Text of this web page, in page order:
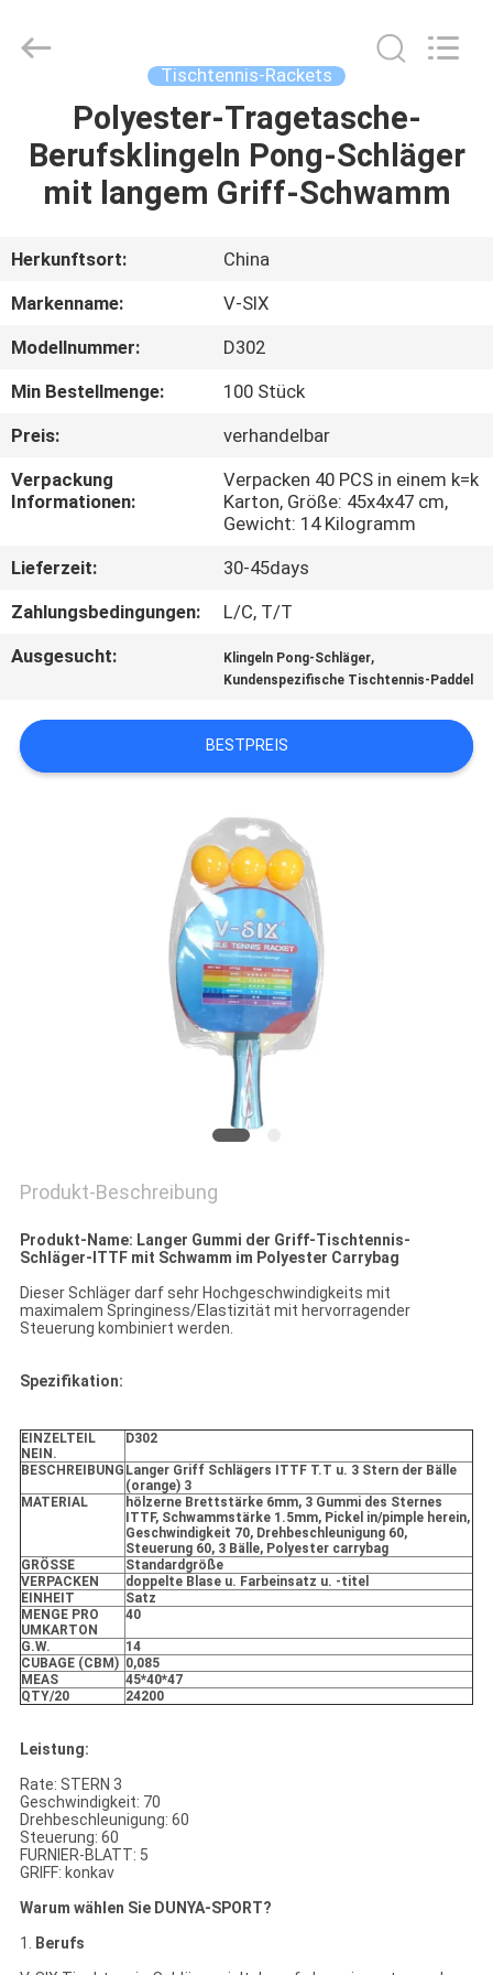
HAUSE
ÜBER
UNS
WERKSBESICHTIGUNG
QUALITÄTSKONTROLLE
MIT
UNS
UM
EIN
Sports
Ltd..
Tischtennis-Rackets
Polyester-Tragetasche-
Berufsklingeln Pong-Schläger
mit langem Griff-Schwamm
Herkunftsort:
China
Markenname:
V-SIX
Modellnummer:
D302
Min Bestellmenge:
100 Stück
Preis:
verhandelbar
Verpackung
Informationen:
Verpacken 40 PCS in einem k=k
Karton, Größe: 45x4x47 cm,
Gewicht: 14 Kilogramm
Lieferzeit:
30-45days
Zahlungsbedingungen:
L/C, T/T
Ausgesucht:
Klingeln Pong-Schläger,
Kundenspezifische Tischtennis-Paddel
BESTPREIS
Produkt-Beschreibung
Produkt-Name: Langer Gummi der Griff-Tischtennis-
Schläger-ITTF mit Schwamm im Polyester Carrybag
Dieser Schläger darf sehr Hochgeschwindigkeits mit
maximalem Springiness/Elastizität mit hervorragender
Steuerung kombiniert werden.
Spezifikation:
EINZELTEIL
NEIN.
D302
BESCHREIBUNG Langer Griff Schlägers ITTF T.T u. 3 Stern der Bälle
(orange) 3
MATERIAL
hölzerne Brettstärke 6mm, 3 Gummi des Sternes
ITTF, Schwammstärke 1.5mm, Pickel in/pimple herein,
Geschwindigkeit 70, Drehbeschleunigung 60,
Steuerung 60, 3 Bälle, Polyester carrybag
GRÖSSE
Standardgröße
VERPACKEN
doppelte Blase u. Farbeinsatz u. -titel
EINHEIT
Satz
MENGE PRO
UMKARTON
40
G.W.
14
CUBAGE (CBM) 0,085
MEAS
45*40*47
QTY/20
24200
Leistung:
Rate: STERN 3
Geschwindigkeit: 70
Drehbeschleunigung: 60
Steuerung: 60
FURNIER-BLATT: 5
GRIFF: konkav
Warum wählen Sie DUNYA-SPORT?
1. Berufs